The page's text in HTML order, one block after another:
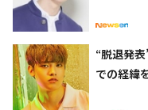
“脱退発
での経緯